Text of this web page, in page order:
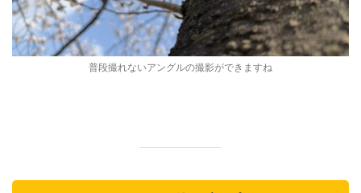
普段撮れないアングルの撮影ができますね